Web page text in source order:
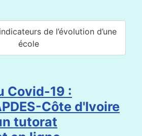
de l’évolution d’une
école
Covid-19 :
Côte d'Ivoire
tutorat